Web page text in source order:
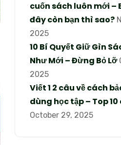
cuốn sách luôn mới –
đây còn bạn thì sao?
2025
10 Bí Quyết Giữ Gìn
Như Mới – Đừng Bỏ Lỡ
2025
Viết 1 2 câu về cách
dùng học tập – Top
October 29, 2025